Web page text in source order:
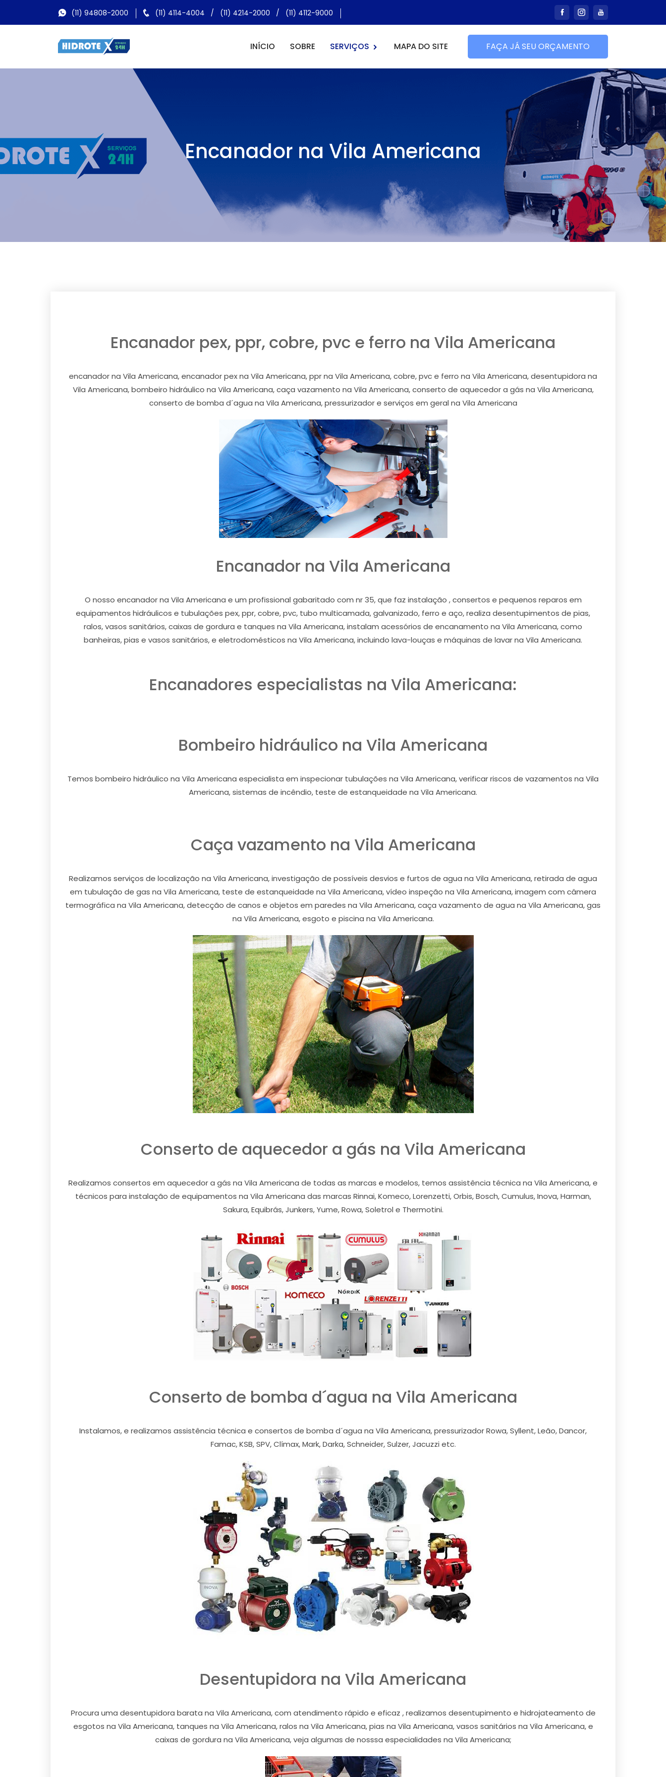
(11) 94808-2000 (11) 4114-4004 / (11) 4214-2000 / (11) 4112-9000
INÍCIO SOBRE SERVIÇOS MAPA DO SITE FAÇA JÁ SEU ORÇAMENTO
Encanador na Vila Americana
Encanador pex, ppr, cobre, pvc e ferro na Vila Americana
encanador na Vila Americana, encanador pex na Vila Americana, ppr na Vila Americana, cobre, pvc e ferro na Vila Americana, desentupidora na
Vila Americana, bombeiro hidráulico na Vila Americana, caça vazamento na Vila Americana, conserto de aquecedor a gás na Vila Americana,
conserto de bomba d´agua na Vila Americana, pressurizador e serviços em geral na Vila Americana
Encanador na Vila Americana
O nosso encanador na Vila Americana e um profissional gabaritado com nr 35, que faz instalação , consertos e pequenos reparos em
equipamentos hidráulicos e tubulações pex, ppr, cobre, pvc, tubo multicamada, galvanizado, ferro e aço, realiza desentupimentos de pias,
ralos, vasos sanitários, caixas de gordura e tanques na Vila Americana, instalam acessórios de encanamento na Vila Americana, como
banheiras, pias e vasos sanitários, e eletrodomésticos na Vila Americana, incluindo lava-louças e máquinas de lavar na Vila Americana.
Encanadores especialistas na Vila Americana:
Bombeiro hidráulico na Vila Americana
Temos bombeiro hidráulico na Vila Americana especialista em inspecionar tubulações na Vila Americana, verificar riscos de vazamentos na Vila
Americana, sistemas de incêndio, teste de estanqueidade na Vila Americana.
Caça vazamento na Vila Americana
Realizamos serviços de localização na Vila Americana, investigação de possíveis desvios e furtos de agua na Vila Americana, retirada de agua
em tubulação de gas na Vila Americana, teste de estanqueidade na Vila Americana, vídeo inspeção na Vila Americana, imagem com câmera
termográfica na Vila Americana, detecção de canos e objetos em paredes na Vila Americana, caça vazamento de agua na Vila Americana, gas
na Vila Americana, esgoto e piscina na Vila Americana.
Conserto de aquecedor a gás na Vila Americana
Realizamos consertos em aquecedor a gás na Vila Americana de todas as marcas e modelos, temos assistência técnica na Vila Americana, e
técnicos para instalação de equipamentos na Vila Americana das marcas Rinnai, Komeco, Lorenzetti, Orbis, Bosch, Cumulus, Inova, Harman,
Sakura, Equibrás, Junkers, Yume, Rowa, Soletrol e Thermotini.
Conserto de bomba d´agua na Vila Americana
Instalamos, e realizamos assistência técnica e consertos de bomba d´agua na Vila Americana, pressurizador Rowa, Syllent, Leão, Dancor,
Famac, KSB, SPV, Clímax, Mark, Darka, Schneider, Sulzer, Jacuzzi etc.
Desentupidora na Vila Americana
Procura uma desentupidora barata na Vila Americana, com atendimento rápido e eficaz , realizamos desentupimento e hidrojateamento de
esgotos na Vila Americana, tanques na Vila Americana, ralos na Vila Americana, pias na Vila Americana, vasos sanitários na Vila Americana, e
caixas de gordura na Vila Americana, veja algumas de nosssa especialidades na Vila Americana;